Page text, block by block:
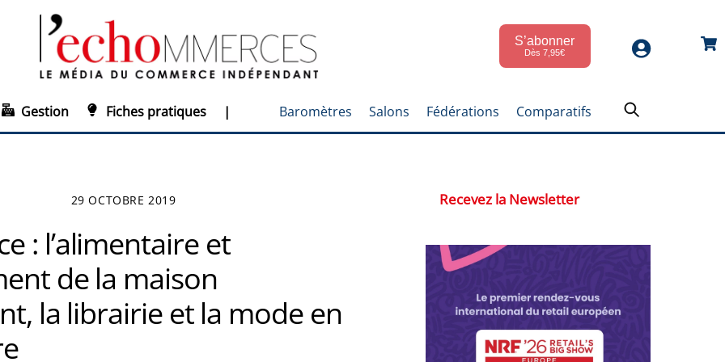
S’abonner
Dès 7,95€
Gestion Fiches pratiques | Baromètres Salons Fédérations Comparatifs
29 OCTOBRE 2019
: l’alimentaire et
de la maison
la librairie et la mode en
Recevez la Newsletter